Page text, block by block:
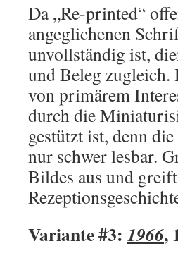
Da „Re-printed“
angeglichenen
unvollständig ist,
und Beleg zugleich.
von primärem
durch die
gestützt ist, denn
nur schwer lesbar.
Bildes aus und
Variante #3: 1966,